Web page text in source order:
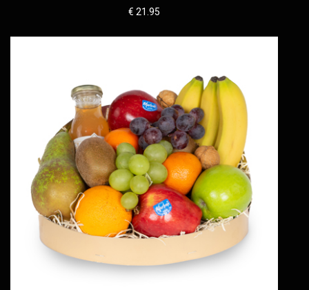
€ 21.95